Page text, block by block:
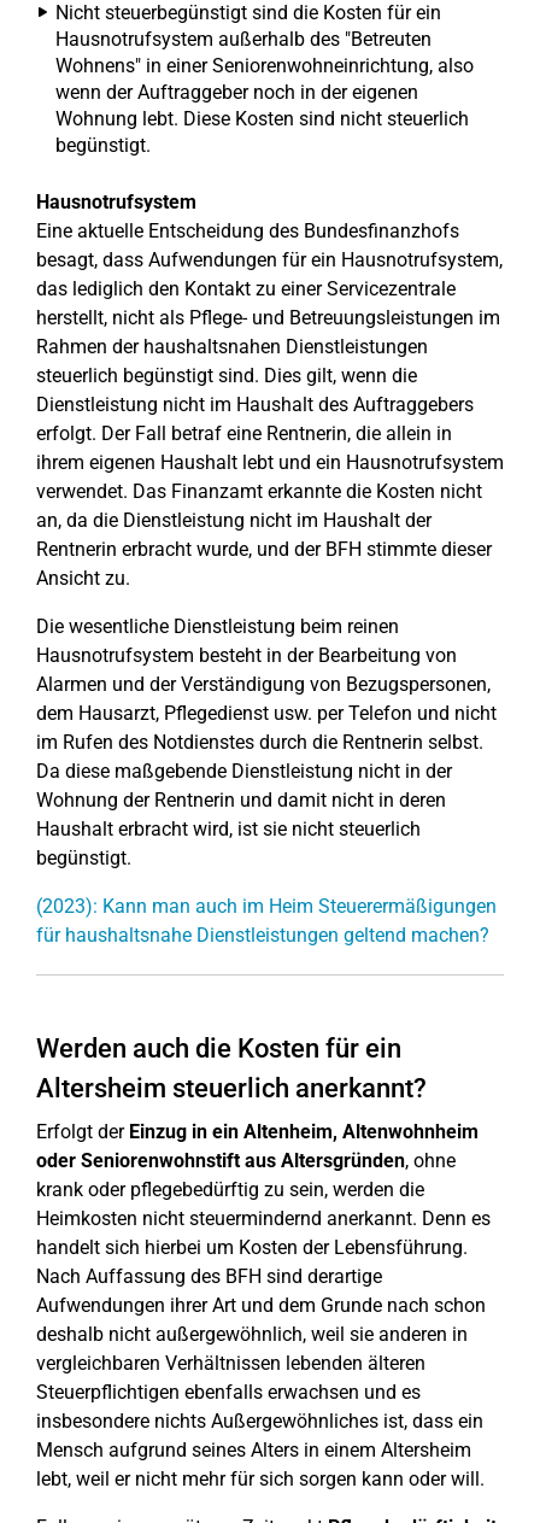
Nicht steuerbegünstigt sind die Kosten für ein
Hausnotrufsystem außerhalb des "Betreuten
Wohnens" in einer Seniorenwohneinrichtung, also
wenn der Auftraggeber noch in der eigenen
Wohnung lebt. Diese Kosten sind nicht steuerlich
begünstigt.
Hausnotrufsystem
Eine aktuelle Entscheidung des Bundesfinanzhofs
besagt, dass Aufwendungen für ein Hausnotrufsystem,
das lediglich den Kontakt zu einer Servicezentrale
herstellt, nicht als Pflege- und Betreuungsleistungen im
Rahmen der haushaltsnahen Dienstleistungen
steuerlich begünstigt sind. Dies gilt, wenn die
Dienstleistung nicht im Haushalt des Auftraggebers
erfolgt. Der Fall betraf eine Rentnerin, die allein in
ihrem eigenen Haushalt lebt und ein Hausnotrufsystem
verwendet. Das Finanzamt erkannte die Kosten nicht
an, da die Dienstleistung nicht im Haushalt der
Rentnerin erbracht wurde, und der BFH stimmte dieser
Ansicht zu.
Die wesentliche Dienstleistung beim reinen
Hausnotrufsystem besteht in der Bearbeitung von
Alarmen und der Verständigung von Bezugspersonen,
dem Hausarzt, Pflegedienst usw. per Telefon und nicht
im Rufen des Notdienstes durch die Rentnerin selbst.
Da diese maßgebende Dienstleistung nicht in der
Wohnung der Rentnerin und damit nicht in deren
Haushalt erbracht wird, ist sie nicht steuerlich
begünstigt.
(2023): Kann man auch im Heim Steuerermäßigungen
für haushaltsnahe Dienstleistungen geltend machen?
Werden auch die Kosten für ein
Altersheim steuerlich anerkannt?
Erfolgt derEinzug in ein Altenheim, Altenwohnheim
oder Seniorenwohnstift aus Altersgründen, ohne
krank oder pflegebedürftig zu sein, werden die
Heimkosten nicht steuermindernd anerkannt. Denn es
handelt sich hierbei um Kosten der Lebensführung.
Nach Auffassung des BFH sind derartige
Aufwendungen ihrer Art und dem Grunde nach schon
deshalb nicht außergewöhnlich, weil sie anderen in
vergleichbaren Verhältnissen lebenden älteren
Steuerpflichtigen ebenfalls erwachsen und es
insbesondere nichts Außergewöhnliches ist, dass ein
Mensch aufgrund seines Alters in einem Altersheim
lebt, weil er nicht mehr für sich sorgen kann oder will.